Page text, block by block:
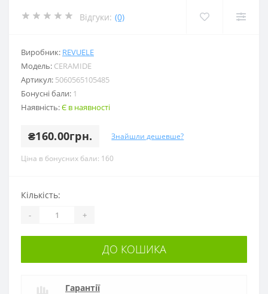
Відгуки: (0)
Виробник: REVUELE
Модель: CERAMIDE
Артикул: 5060565105485
Бонусні бали: 1
Наявність:Є в наявності
₴160.00грн. Знайшли дешевше?
Ціна в бонусних бали: 160
Кількість:
- +
ДО КОШИКА
Гарантії